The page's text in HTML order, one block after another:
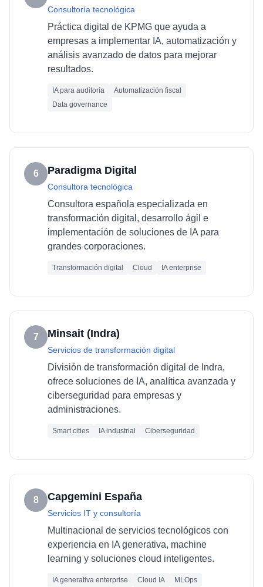
Consultoría tecnológica
Práctica digital de KPMG que ayuda a
empresas a implementar IA, automatización y
análisis avanzado de datos para mejorar
resultados.
IA para auditoría
Automatización fiscal
Data governance
6 Paradigma Digital
Consultora tecnológica
Consultora española especializada en
transformación digital, desarrollo ágil e
implementación de soluciones de IA para
grandes corporaciones.
Transformación digital Cloud IA enterprise
7 Minsait (Indra)
Servicios de transformación digital
División de transformación digital de Indra,
ofrece soluciones de IA, analítica avanzada y
ciberseguridad para empresas y
administraciones.
Smart cities IA industrial Ciberseguridad
8 Capgemini España
Servicios IT y consultoría
Multinacional de servicios tecnológicos con
experiencia en IA generativa, machine
learning y soluciones cloud inteligentes.
IA generativa enterprise Cloud IA MLOps